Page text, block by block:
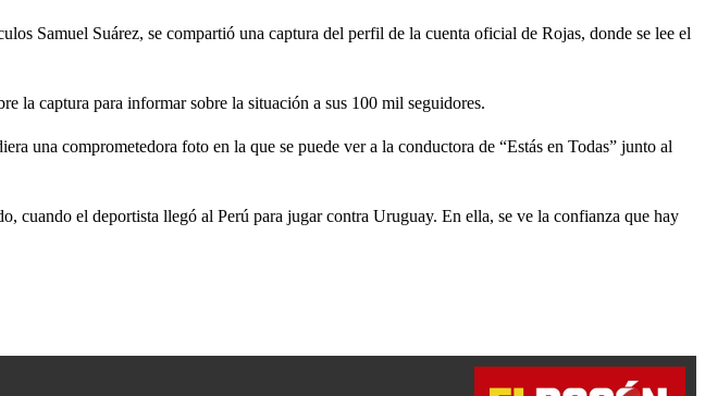
Samuel Suárez, se compartió una captura del perfil de la cuenta oficial de Rojas, donde se lee el
la captura para informar sobre la situación a sus 100 mil seguidores.
una comprometedora foto en la que se puede ver a la conductora de “Estás en Todas” junto al
cuando el deportista llegó al Perú para jugar contra Uruguay. En ella, se ve la confianza que hay